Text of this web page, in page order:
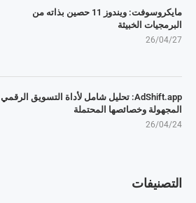
مايكروسوفت: ويندوز 11 حصين بذاته من
البرمجيات الخبيثة
26/04/27
AdShift.app: تحليل شامل لأداة التسويق الرقمي
المجهولة وخصائصها المحتملة
26/04/24
التصنيفات